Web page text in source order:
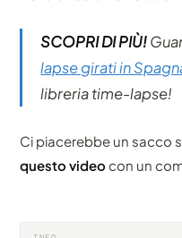
SCOPRI DI PIÙ!
lapse girati in
libreria time-lapse!
Ci piacerebbe un sacco
questo video con un